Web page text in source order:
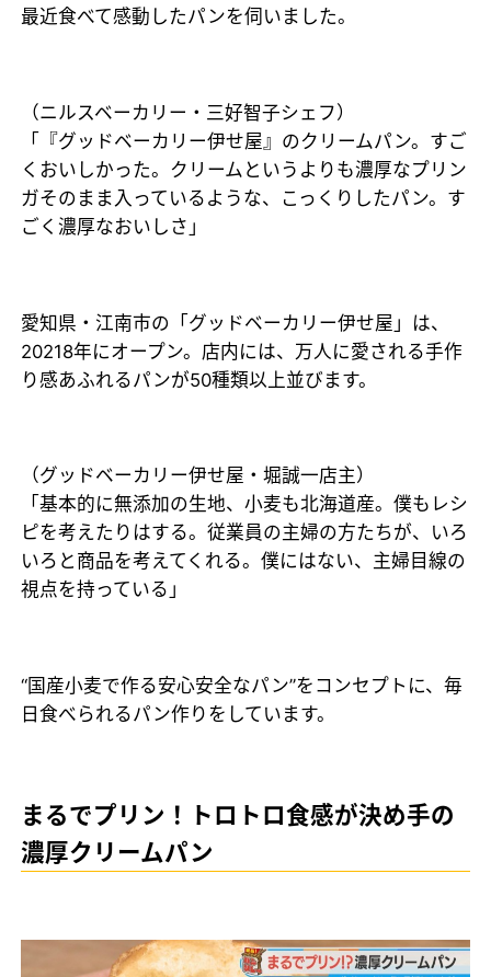
最近食べて感動したパンを伺いました。
（ニルスベーカリー・三好智子シェフ）
「『グッドベーカリー伊せ屋』のクリームパン。すご
くおいしかった。クリームというよりも濃厚なプリン
ガそのまま入っているような、こっくりしたパン。す
ごく濃厚なおいしさ」
愛知県・江南市の「グッドベーカリー伊せ屋」は、
20218年にオープン。店内には、万人に愛される手作
り感あふれるパンが50種類以上並びます。
（グッドベーカリー伊せ屋・堀誠一店主）
「基本的に無添加の生地、小麦も北海道産。僕もレシ
ピを考えたりはする。従業員の主婦の方たちが、いろ
いろと商品を考えてくれる。僕にはない、主婦目線の
視点を持っている」
“国産小麦で作る安心安全なパン”をコンセプトに、毎
日食べられるパン作りをしています。
まるでプリン！トロトロ食感が決め手の
濃厚クリームパン